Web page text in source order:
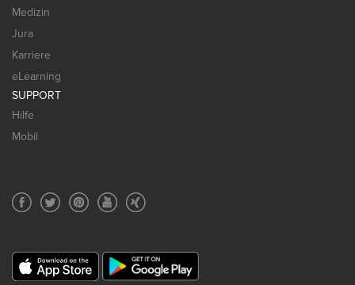
Medizin
Jura
Karriere
eLearning
SUPPORT
Hilfe
Mobil